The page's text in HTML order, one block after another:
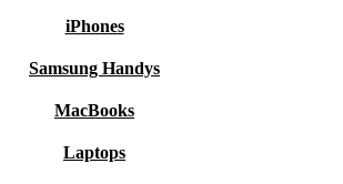
iPhones
Samsung Handys
MacBooks
Laptops